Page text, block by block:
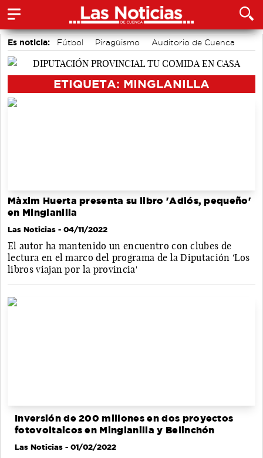
Es noticia: Fútbol Piragüismo
Auditorio de Cuenca
Área de Deportes
ETIQUETA: MINGLANILLA
Màxim Huerta presenta su libro 'Adiós, pequeño'
en Minglanilla
Las Noticias - 04/11/2022
El autor ha mantenido un encuentro con clubes de
lectura en el marco del programa de la Diputación 'Los
libros viajan por la provincia'
Inversión de 200 millones en dos proyectos
fotovoltaicos en Minglanilla y Belinchón
Las Noticias - 01/02/2022